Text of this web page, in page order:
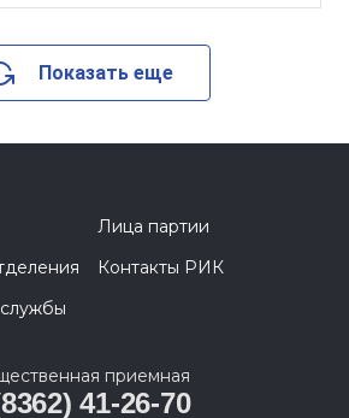
Показать еще
Лица партии
Контакты РИК
приемная
41-26-70